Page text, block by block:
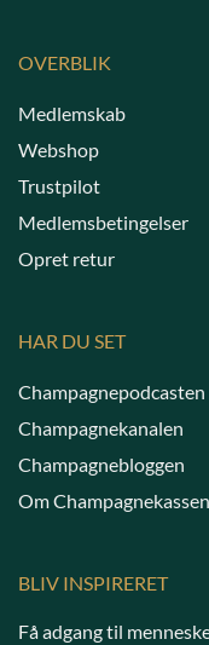
OVERBLIK
Medlemskab
Webshop
Trustpilot
Medlemsbetingelser
Opret retur
HAR DU SET
Champagnepodcasten
Champagnekanalen
Champagnebloggen
Om Champagnekassen
BLIV INSPIRERET
Få adgang til